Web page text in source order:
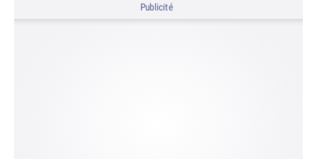
Publicité